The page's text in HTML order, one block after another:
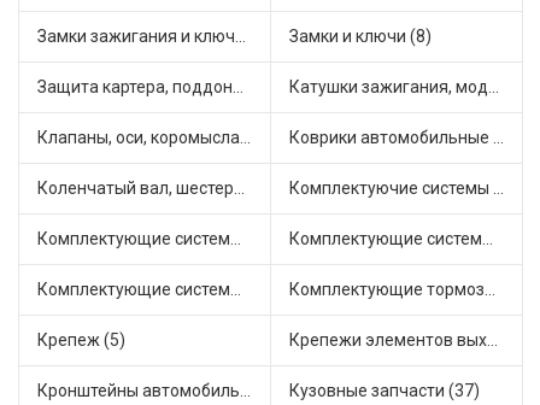
Замки зажигания и ключи (6) Замки и ключи (8)
Защита картера, поддона, КПП (3) Катушки зажигания, модули зажигания (13)
Клапаны, оси, коромысла (18) Коврики автомобильные (7)
Коленчатый вал, шестерни коленчатого вала (3) Комплектуючие системы стеклоочистителя (5)
Комплектующие системы выпуска отработавших газов (42) Комплектующие системы отопления (8)
Комплектующие системы питания (17) Комплектующие тормозной системы (13)
Крепеж (5) Крепежи элементов выхлопной системы (10)
Кронштейны автомобильные (1) Кузовные запчасти (37)